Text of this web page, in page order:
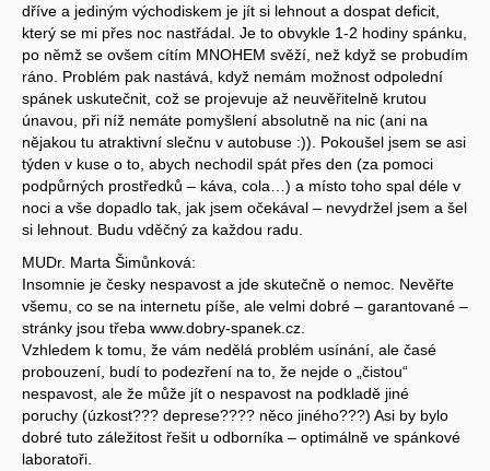
dříve a jediným východiskem je jít si lehnout a dospat deficit,
který se mi přes noc nastřádal. Je to obvykle 1-2 hodiny spánku,
po němž se ovšem cítím MNOHEM svěží, než když se probudím
ráno. Problém pak nastává, když nemám možnost odpolední
spánek uskutečnit, což se projevuje až neuvěřitelně krutou
únavou, při níž nemáte pomyšlení absolutně na nic (ani na
nějakou tu atraktivní slečnu v autobuse :)). Pokoušel jsem se asi
týden v kuse o to, abych nechodil spát přes den (za pomoci
podpůrných prostředků – káva, cola…) a místo toho spal déle v
noci a vše dopadlo tak, jak jsem očekával – nevydržel jsem a šel
si lehnout. Budu vděčný za každou radu.
MUDr. Marta Šimůnková:
Insomnie je česky nespavost a jde skutečně o nemoc. Nevěřte
všemu, co se na internetu píše, ale velmi dobré – garantované –
stránky jsou třeba www.dobry-spanek.cz.
Vzhledem k tomu, že vám nedělá problém usínání, ale časé
probouzení, budí to podezření na to, že nejde o „čistou“
nespavost, ale že může jít o nespavost na podkladě jiné
poruchy (úzkost??? deprese???? něco jiného???) Asi by bylo
dobré tuto záležitost řešit u odborníka – optimálně ve spánkové
laboratoři.